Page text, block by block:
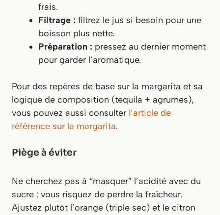
frais.
Filtrage : filtrez le jus si besoin pour une
boisson plus nette.
Préparation : pressez au dernier moment
pour garder l’aromatique.
Pour des repères de base sur la margarita et sa
logique de composition (tequila + agrumes),
vous pouvez aussi consulter l’article de
référence sur la margarita.
Piège à éviter
Ne cherchez pas à “masquer” l’acidité avec du
sucre : vous risquez de perdre la fraîcheur.
Ajustez plutôt l’orange (triple sec) et le citron